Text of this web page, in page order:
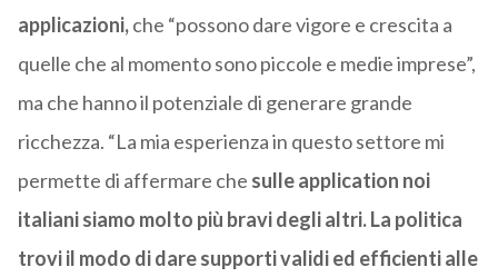
applicazioni,che “possono dare vigore e crescita a
quelle che al momento sono piccole e medie imprese”,
ma che hanno il potenziale di generare grande
ricchezza. “La mia esperienza in questo settore mi
permette di affermare che sulle application noi
italiani siamo molto più bravi degli altri. La politica
trovi il modo di dare supporti validi ed efficienti alle